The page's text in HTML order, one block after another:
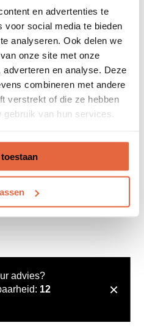
en advertenties te
voor social media te bieden
analyseren. Ook delen we
onze site met onze
en analyse. Deze
combineren met andere
verstrekt of die ze hebben
van hun services.
advies?
12
×